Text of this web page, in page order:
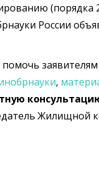
(порядка
России
помочь
,
Жилищной